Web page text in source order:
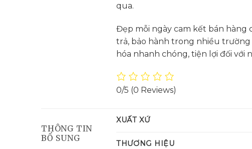
qua.
Đẹp mỗi ngày cam kết bán
trả, bảo hành trong nhiều
hóa nhanh chóng, tiện lợi đối
0/5 (0 Reviews)
THÔNG TIN
BỔ SUNG
XUẤT XỨ
THƯƠNG HIỆU